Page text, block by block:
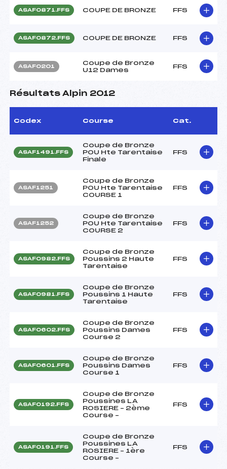
ASAF0871.FFS COUPE DE BRONZE FFS
ASAF0872.FFS COUPE DE BRONZE FFS
ASAF0201
Coupe de Bronze
U12 Dames
FFS
Résultats Alpin 2012
Codex Course Cat.
ASAF1491.FFS
Coupe de Bronze
POU Hte Tarentaise
Finale
FFS
ASAF1251
Coupe de Bronze
POU Hte Tarentaise
COURSE 1
FFS
ASAF1252
Coupe de Bronze
POU Hte Tarentaise
COURSE 2
FFS
ASAF0982.FFS
Coupe de Bronze
Poussins 2 Haute
Tarentaise
FFS
ASAF0981.FFS
Coupe de Bronze
Poussins 1 Haute
Tarentaise
FFS
ASAF0602.FFS
Coupe de Bronze
Poussins Dames
Course 2
FFS
ASAF0601.FFS
Coupe de Bronze
Poussins Dames
Course 1
FFS
ASAF0192.FFS
Coupe de Bronze
Poussines LA
ROSIERE – 2ème
Course –
FFS
ASAF0191.FFS
Coupe de Bronze
Poussines LA
ROSIERE – 1ère
Course –
FFS